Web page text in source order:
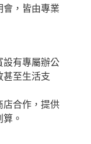
會，皆由專業
設有專屬辦公
甚至生活支
店合作，提供
。